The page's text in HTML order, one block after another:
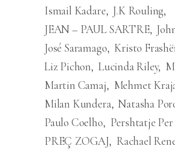
Ismail Kadare J.K Rouling
JEAN – PAUL SARTRE
José Saramago Kristo
Liz Pichon Lucinda Riley
Martin Camaj
Mehmet
Milan Kundera Natasha
Paulo Coelho
Pershtatje
PREÇ ZOGAJ
Rachael